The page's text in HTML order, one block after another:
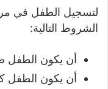
لتسجيل الطفل في
الشروط التالية:
أن يكون الطفل
أن يكون الطفل